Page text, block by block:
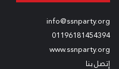
info@ssnparty.org
01196181454394
www.ssnparty.org
إتصل بنا